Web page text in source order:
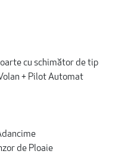
cu schimător de tip
+ Pilot Automat
de Ploaie